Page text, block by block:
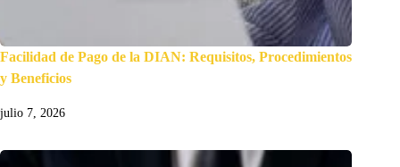
Facilidad de Pago de la DIAN: Requisitos, Procedimientos
y Beneficios
julio 7, 2026